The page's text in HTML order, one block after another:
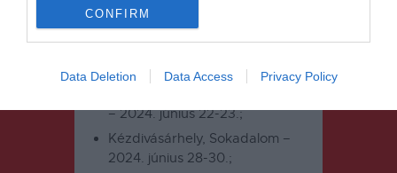
CONFIRM
Data Deletion Data Access Privacy Policy
Itt és ekkor találkozhatsz
– 2024. június 22-23.;
Kézdivásárhely, Sokadalom –
2024. június 28-30.;